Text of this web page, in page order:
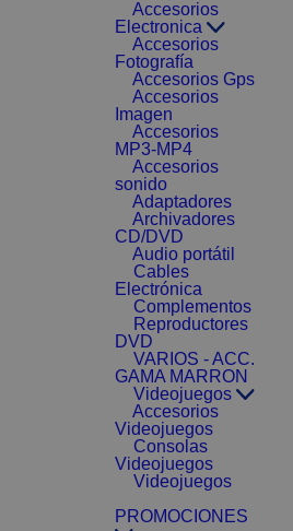
Accesorios
Electronica
Accesorios
Fotografía
Accesorios Gps
Accesorios
Imagen
Accesorios
MP3-MP4
Accesorios
sonido
Adaptadores
Archivadores
CD/DVD
Audio portátil
Cables
Electrónica
Complementos
Reproductores
DVD
VARIOS - ACC.
GAMA MARRON
Videojuegos
Accesorios
Videojuegos
Consolas
Videojuegos
Videojuegos
PROMOCIONES